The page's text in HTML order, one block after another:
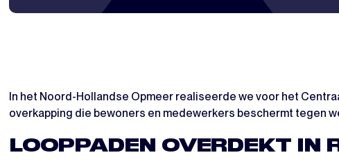
In het Noord-Hollandse Opmeer realiseerde we voor het
overkapping die bewoners en medewerkers beschermt tegen
LOOPPADEN OVERDEKT IN